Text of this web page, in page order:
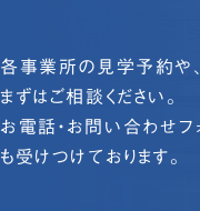
各事業所の見学予約や
まずはご相談ください。
お電話・お問い合わせ
も受けつけております。